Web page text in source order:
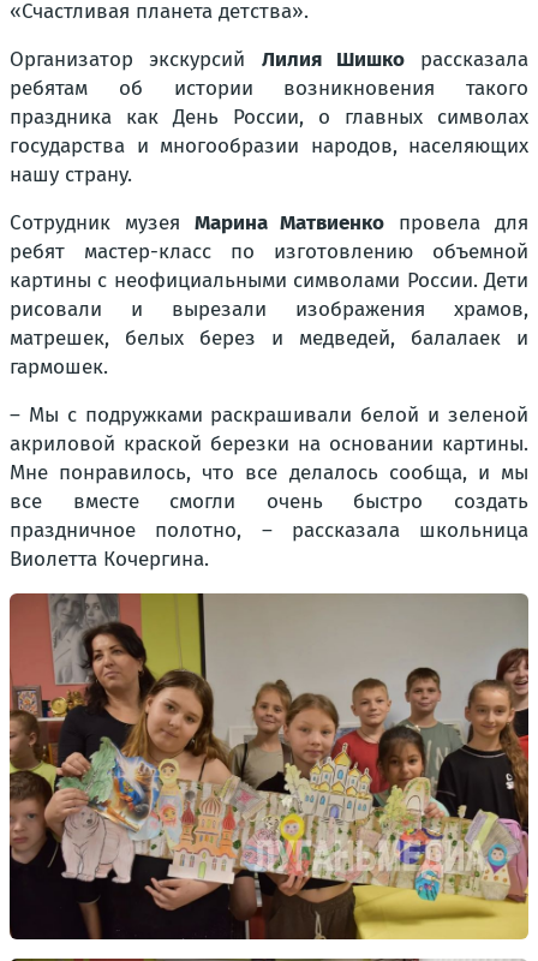
«Счастливая планета детства».
Организатор экскурсий Лилия Шишкорассказала
ребятам об истории возникновения такого
праздника как День России, о главных символах
государства и многообразии народов, населяющих
нашу страну.
Сотрудник музея Марина Матвиенко провела для
ребят мастер-класс по изготовлению объемной
картины с неофициальными символами России. Дети
рисовали и вырезали изображения храмов,
матрешек, белых берез и медведей, балалаек и
гармошек.
– Мы с подружками раскрашивали белой и зеленой
акриловой краской березки на основании картины.
Мне понравилось, что все делалось сообща, и мы
все вместе смогли очень быстро создать
праздничное полотно, – рассказала школьница
Виолетта Кочергина.